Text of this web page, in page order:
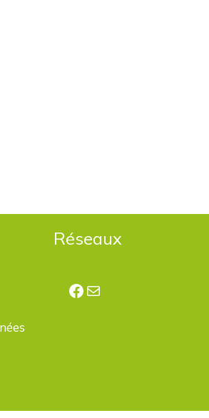
Réseaux
Facebook
E-mail